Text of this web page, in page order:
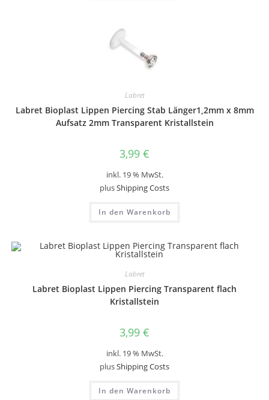
Labret
Labret Bioplast Lippen Piercing Stab Länger1,2mm x 8mm
Aufsatz 2mm Transparent Kristallstein
3,99 €
inkl. 19 % MwSt.
plusShipping Costs
In den Warenkorb
Labret
Labret Bioplast Lippen Piercing Transparent flach
Kristallstein
3,99 €
inkl. 19 % MwSt.
plusShipping Costs
In den Warenkorb